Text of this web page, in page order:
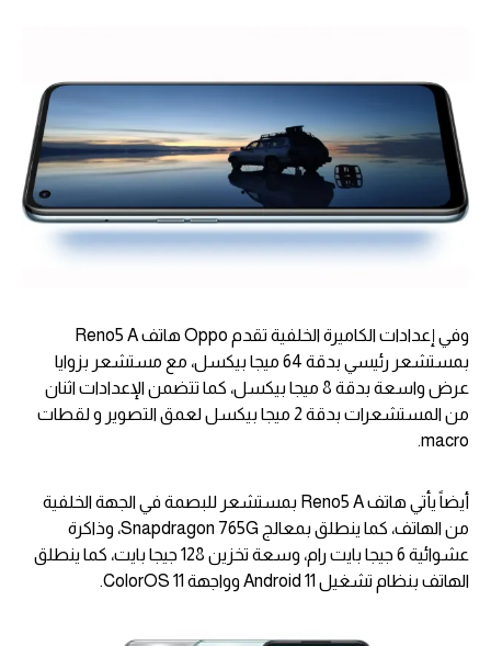
وفي إعدادات الكاميرة الخلفية تقدم Oppo هاتف Reno5 A
بمستشعر رئيسي بدقة 64 ميجا بيكسل، مع مستشعر بزوايا
عرض واسعة بدقة 8 ميجا بيكسل، كما تتضمن الإعدادات اثنان
من المستشعرات بدقة 2 ميجا بيكسل لعمق التصوير و لقطات
macro.
أيضاً يأتي هاتف Reno5 A بمستشعر للبصمة في الجهة الخلفية
من الهاتف، كما ينطلق بمعالج Snapdragon 765G، وذاكرة
عشوائية 6 جيجا بايت رام، وسعة تخزين 128 جيجا بايت، كما ينطلق
الهاتف بنظام تشغيل Android 11 وواجهة ColorOS 11.